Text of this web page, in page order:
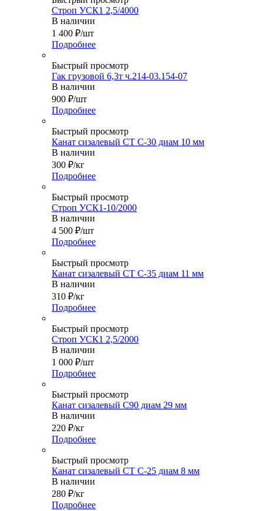
Строп УСК1 2,5/4000
В наличии
1 400 ₽/шт
Подробнее
Быстрый просмотр
Гак грузовой 6,3т ч.214-03.154-07
В наличии
900 ₽/шт
Подробнее
Быстрый просмотр
Канат сизалевый СТ С-30 диам 10 мм
В наличии
300 ₽/кг
Подробнее
Быстрый просмотр
Строп УСК1-10/2000
В наличии
4 500 ₽/шт
Подробнее
Быстрый просмотр
Канат сизалевый СТ С-35 диам 11 мм
В наличии
310 ₽/кг
Подробнее
Быстрый просмотр
Строп УСК1 2,5/2000
В наличии
1 000 ₽/шт
Подробнее
Быстрый просмотр
Канат сизалевый С90 диам 29 мм
В наличии
220 ₽/кг
Подробнее
Быстрый просмотр
Канат сизалевый СТ С-25 диам 8 мм
В наличии
280 ₽/кг
Подробнее